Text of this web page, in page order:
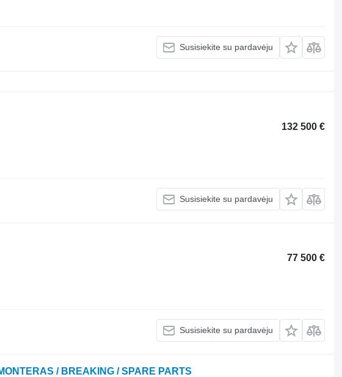
Susisiekite su pardavėju
132 500 €
Susisiekite su pardavėju
77 500 €
Susisiekite su pardavėju
/ BREAKING / SPARE PARTS